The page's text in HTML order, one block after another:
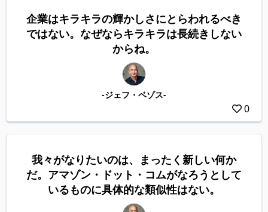
0
企業はキラキラの輝かしさにとらわれるべき
ではない。なぜならキラキラは長続きしない
からね。
-ジェフ・ベゾス-
我々がなりたいのは、まったく新しい何か
だ。アマゾン・ドット・コムがなろうとして
いるものに具体的な類似性はない。